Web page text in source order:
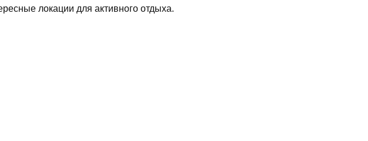
локации для активного отдыха.